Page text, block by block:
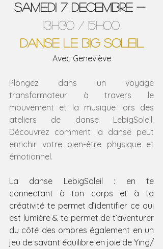
SAMEDI 7 DECEMBRE -
13h30 / 15h00
DANSE LE BIG SOLEIL
Avec Geneviève
Plongez dans un voyage
transformateur à travers le
mouvement et la musique lors des
ateliers de danse LebigSoleil.
Découvrez comment la danse peut
enrichir votre bien-être physique et
émotionnel.
La danse LebigSoleil : en te
connectant à ton corps et à ta
créativité te permet d’identifier ce qui
est lumière & te permet de t’aventurer
du côté des ombres également en un
jeu de savant équilibre en joie de Ying/